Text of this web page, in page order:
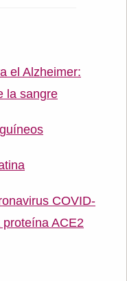
el Alzheimer:
la sangre
COVID-
ACE2